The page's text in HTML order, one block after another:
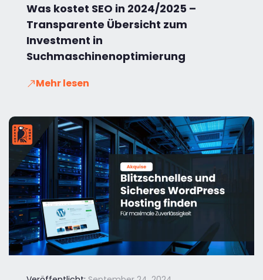
Was kostet SEO in 2024/2025 –
Transparente Übersicht zum
Investment in
Suchmaschinenoptimierung
Mehr lesen